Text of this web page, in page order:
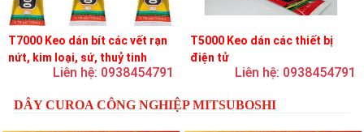
T7000 Keo dán bít các vết rạn
nứt, kim loại, sứ, thuỷ tinh
Liên hệ: 0938454791
T5000 Keo dán các thiết bị
điện tử
Liên hệ: 0938454791
DÂY CUROA CÔNG NGHIỆP MITSUBOSHI